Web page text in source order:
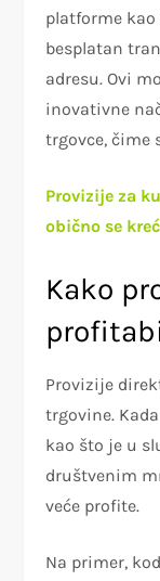
platforme kao
besplatan
adresu. Ovi
inovativne
trgovce, čime
Provizije za
obično se
Kako
Provizije
trgovine.
kao što je u
društvenim
veće profite.
Na primer,